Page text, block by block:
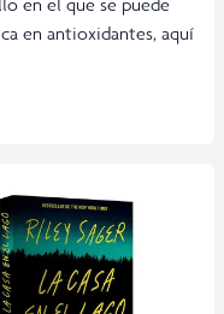
en antioxidantes, aquí